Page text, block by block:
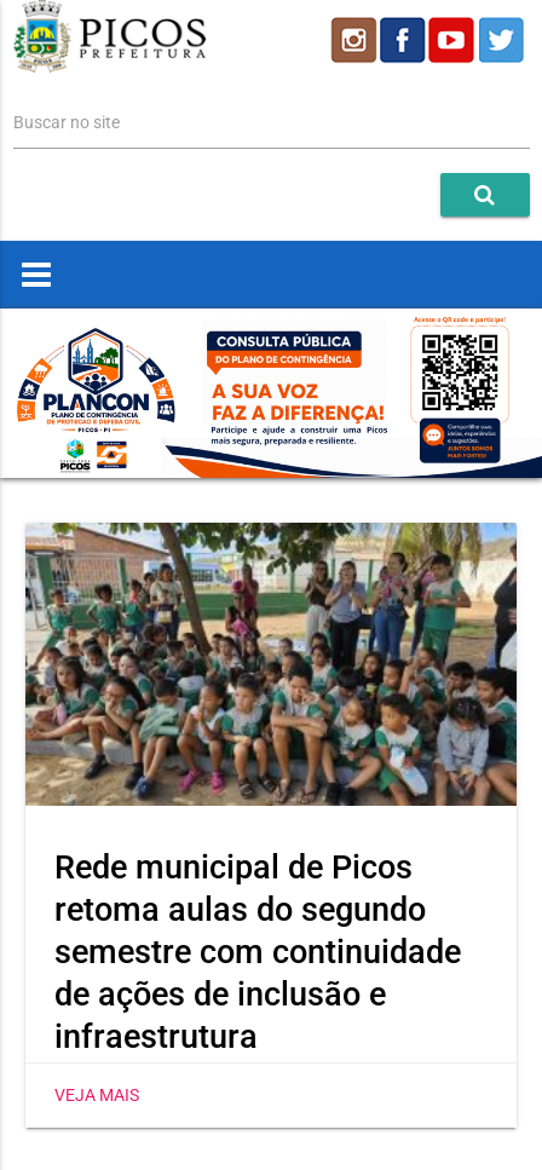
Buscar no site
Rede municipal de Picos
retoma aulas do segundo
semestre com continuidade
de ações de inclusão e
infraestrutura
segunda-feira (03), em todas as escolas de tempo integral
e regular.
VEJA MAIS